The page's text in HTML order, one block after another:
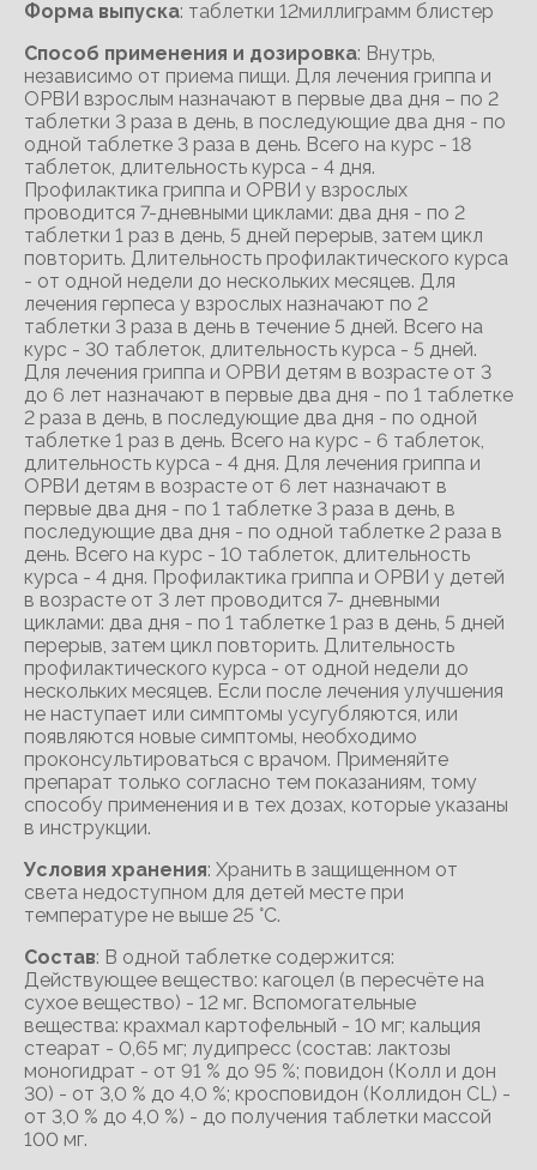
Форма выпуска: таблетки 12миллиграмм блистер
Способ применения и дозировка: Внутрь,
независимо от приема пищи. Для лечения гриппа и
ОРВИ взрослым назначают в первые два дня – по 2
таблетки 3 раза в день, в последующие два дня - по
одной таблетке 3 раза в день. Всего на курс - 18
таблеток, длительность курса - 4 дня.
Профилактика гриппа и ОРВИ у взрослых
проводится 7-дневными циклами: два дня - по 2
таблетки 1 раз в день, 5 дней перерыв, затем цикл
повторить. Длительность профилактического курса
- от одной недели до нескольких месяцев. Для
лечения герпеса у взрослых назначают по 2
таблетки 3 раза в день в течение 5 дней. Всего на
курс - 30 таблеток, длительность курса - 5 дней.
Для лечения гриппа и ОРВИ детям в возрасте от 3
до 6 лет назначают в первые два дня - по 1 таблетке
2 раза в день, в последующие два дня - по одной
таблетке 1 раз в день. Всего на курс - 6 таблеток,
длительность курса - 4 дня. Для лечения гриппа и
ОРВИ детям в возрасте от 6 лет назначают в
первые два дня - по 1 таблетке 3 раза в день, в
последующие два дня - по одной таблетке 2 раза в
день. Всего на курс - 10 таблеток, длительность
курса - 4 дня. Профилактика гриппа и ОРВИ у детей
в возрасте от 3 лет проводится 7- дневными
циклами: два дня - по 1 таблетке 1 раз в день, 5 дней
перерыв, затем цикл повторить. Длительность
профилактического курса - от одной недели до
нескольких месяцев. Если после лечения улучшения
не наступает или симптомы усугубляются, или
появляются новые симптомы, необходимо
проконсультироваться с врачом. Применяйте
препарат только согласно тем показаниям, тому
способу применения и в тех дозах, которые указаны
в инструкции.
Условия хранения: Хранить в защищенном от
света недоступном для детей месте при
температуре не выше 25 °С.
Состав: В одной таблетке содержится:
Действующее вещество: кагоцел (в пересчёте на
сухое вещество) - 12 мг. Вспомогательные
вещества: крахмал картофельный - 10 мг; кальция
стеарат - 0,65 мг; лудипресс (состав: лактозы
моногидрат - от 91 % до 95 %; повидон (Колл и дон
30) - от 3,0 % до 4,0 %; кросповидон (Коллидон CL) -
от 3,0 % до 4,0 %) - до получения таблетки массой
100 мг.